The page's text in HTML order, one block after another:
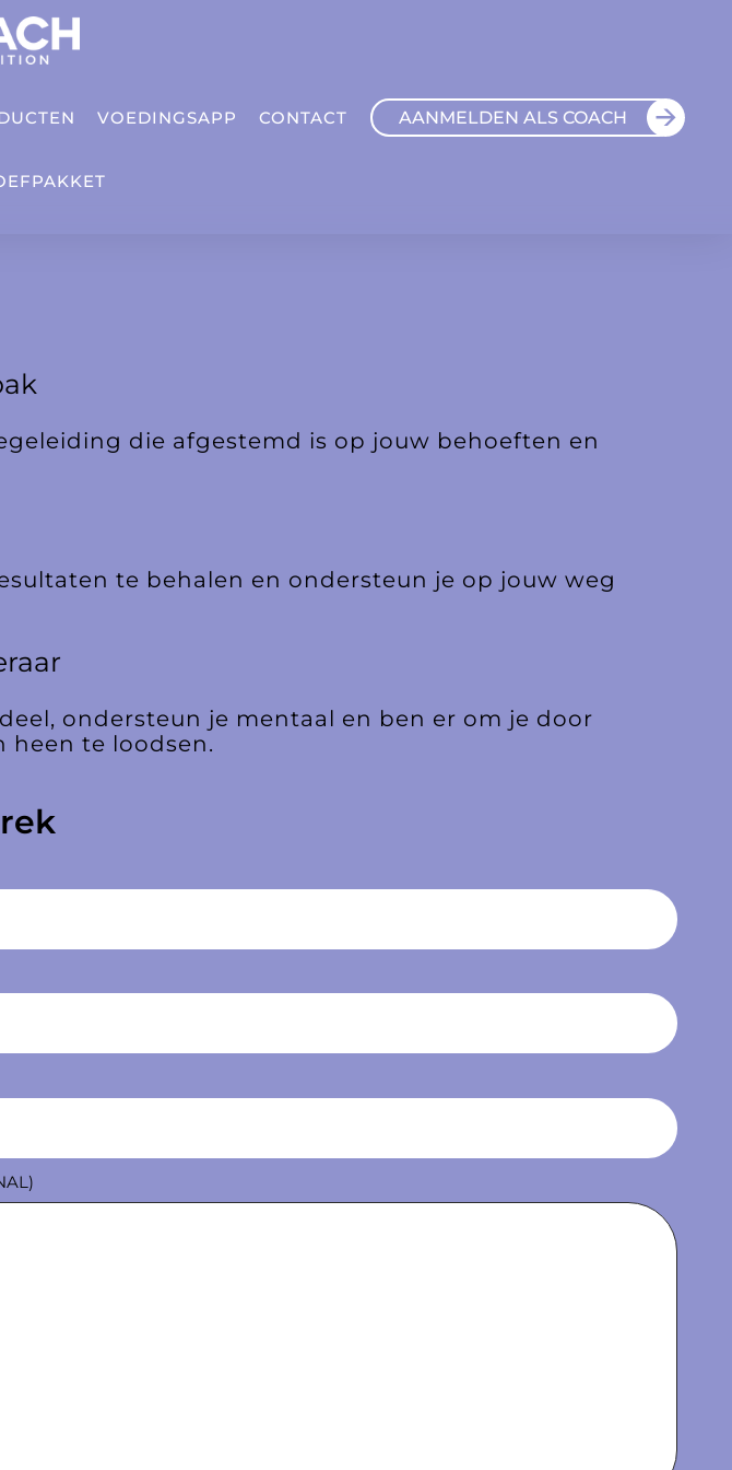
VOEDINGSAPP CONTACT AANMELDEN ALS COACH
die afgestemd is op jouw behoeften en
te behalen en ondersteun je op jouw weg
ondersteun je mentaal en ben er om je door
heen te loodsen.